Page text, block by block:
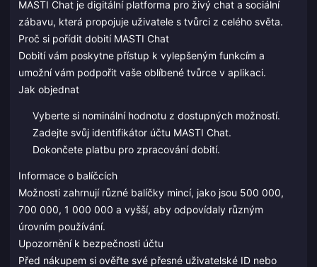
MASTI Chat je digitální platforma pro živý chat a sociální
zábavu, která propojuje uživatele s tvůrci z celého světa.
Proč si pořídit dobití MASTI Chat
Dobití vám poskytne přístup k vylepšeným funkcím a
umožní vám podpořit vaše oblíbené tvůrce v aplikaci.
Jak objednat
Vyberte si nominální hodnotu z dostupných možností.
Zadejte svůj identifikátor účtu MASTI Chat.
Dokončete platbu pro zpracování dobití.
Informace o balíčcích
Možnosti zahrnují různé balíčky mincí, jako jsou 500 000,
700 000, 1 000 000 a vyšší, aby odpovídaly různým
úrovním používání.
Upozornění k bezpečnosti účtu
Před nákupem si ověřte své přesné uživatelské ID nebo